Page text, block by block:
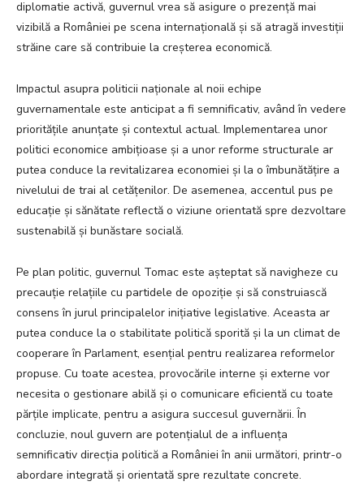
diplomatie activă, guvernul vrea să asigure o prezență mai
vizibilă a României pe scena internațională și să atragă investiții
străine care să contribuie la creșterea economică.
Impactul asupra politicii naționale al noii echipe
guvernamentale este anticipat a fi semnificativ, având în vedere
prioritățile anunțate și contextul actual. Implementarea unor
politici economice ambițioase și a unor reforme structurale ar
putea conduce la revitalizarea economiei și la o îmbunătățire a
nivelului de trai al cetățenilor. De asemenea, accentul pus pe
educație și sănătate reflectă o viziune orientată spre dezvoltare
sustenabilă și bunăstare socială.
Pe plan politic, guvernul Tomac este așteptat să navigheze cu
precauție relațiile cu partidele de opoziție și să construiască
consens în jurul principalelor inițiative legislative. Aceasta ar
putea conduce la o stabilitate politică sporită și la un climat de
cooperare în Parlament, esențial pentru realizarea reformelor
propuse. Cu toate acestea, provocările interne și externe vor
necesita o gestionare abilă și o comunicare eficientă cu toate
părțile implicate, pentru a asigura succesul guvernării. În
concluzie, noul guvern are potențialul de a influența
semnificativ direcția politică a României în anii următori, printr-o
abordare integrată și orientată spre rezultate concrete.